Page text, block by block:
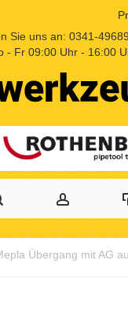
Sie uns an: 0341-
- Fr 09:00 Uhr - 16:00
Übergang mit AG